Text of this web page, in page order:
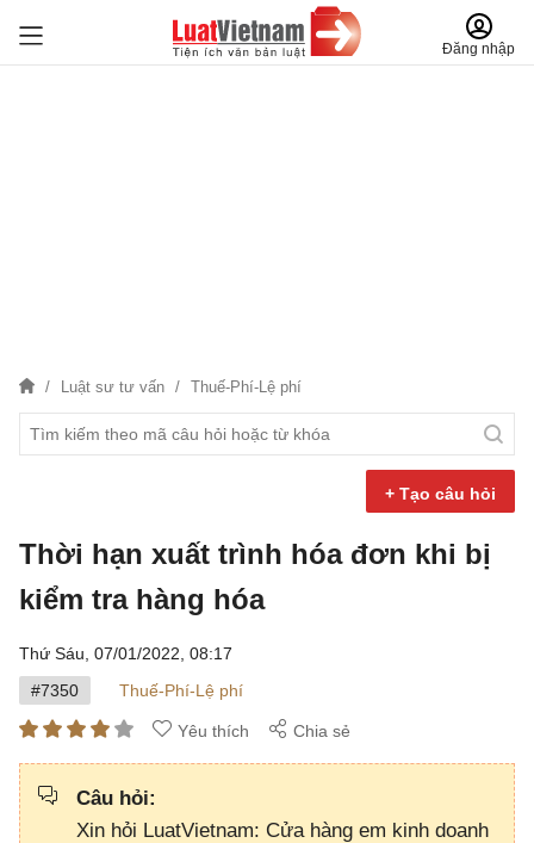
Đăng nhập
Luật sư tư vấn Thuế-Phí-Lệ phí
+ Tạo câu hỏi
Thời hạn xuất trình hóa đơn khi bị
kiểm tra hàng hóa
Thứ Sáu, 07/01/2022, 08:17
#7350
Thuế-Phí-Lệ phí
Yêu thích Chia sẻ
Câu hỏi:
Xin hỏi LuatVietnam: Cửa hàng em kinh doanh